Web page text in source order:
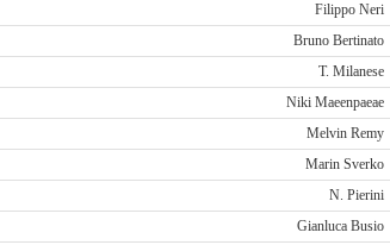
Filippo Neri
Bruno Bertinato
T. Milanese
Niki Maeenpaeae
Melvin Remy
Marin Sverko
N. Pierini
Gianluca Busio